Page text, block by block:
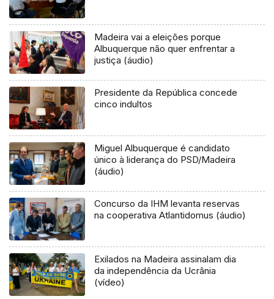
Madeira vai a eleições porque
Albuquerque não quer enfrentar a
justiça (áudio)
Presidente da República concede
cinco indultos
Miguel Albuquerque é candidato
único à liderança do PSD/Madeira
(áudio)
Concurso da IHM levanta reservas
na cooperativa Atlantidomus (áudio)
Exilados na Madeira assinalam dia
da independência da Ucrânia
(vídeo)